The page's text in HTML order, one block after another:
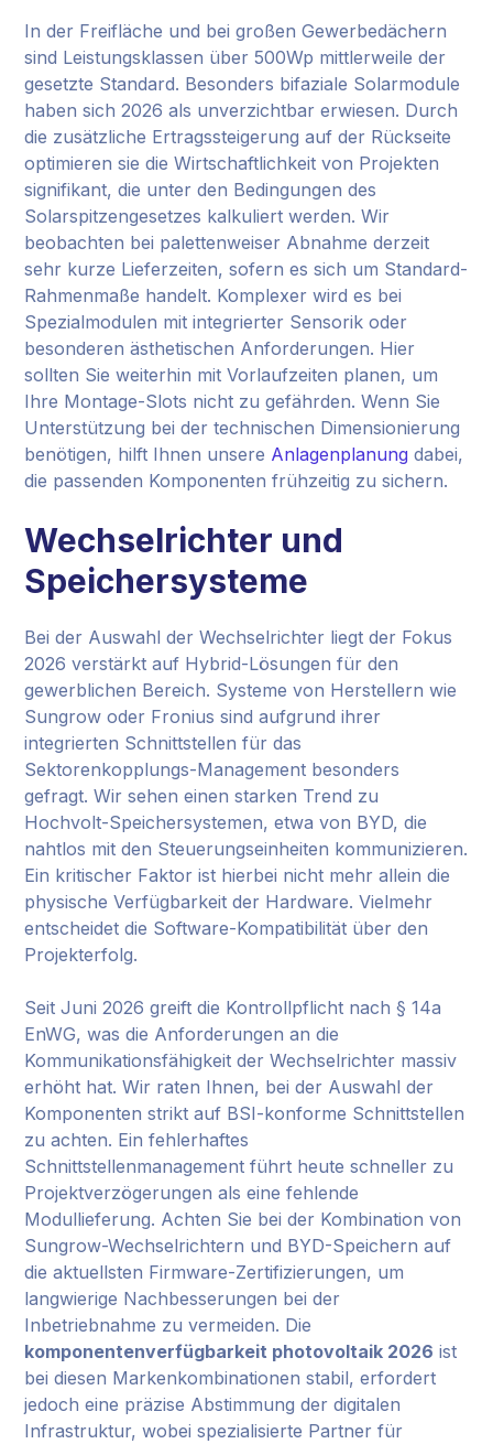
In der Freifläche und bei großen Gewerbedächern
sind Leistungsklassen über 500Wp mittlerweile der
gesetzte Standard. Besonders bifaziale Solarmodule
haben sich 2026 als unverzichtbar erwiesen. Durch
die zusätzliche Ertragssteigerung auf der Rückseite
optimieren sie die Wirtschaftlichkeit von Projekten
signifikant, die unter den Bedingungen des
Solarspitzengesetzes kalkuliert werden. Wir
beobachten bei palettenweiser Abnahme derzeit
sehr kurze Lieferzeiten, sofern es sich um Standard-
Rahmenmaße handelt. Komplexer wird es bei
Spezialmodulen mit integrierter Sensorik oder
besonderen ästhetischen Anforderungen. Hier
sollten Sie weiterhin mit Vorlaufzeiten planen, um
Ihre Montage-Slots nicht zu gefährden. Wenn Sie
Unterstützung bei der technischen Dimensionierung
benötigen, hilft Ihnen unsere Anlagenplanung dabei,
die passenden Komponenten frühzeitig zu sichern.
Wechselrichter und
Speichersysteme
Bei der Auswahl der Wechselrichter liegt der Fokus
2026 verstärkt auf Hybrid-Lösungen für den
gewerblichen Bereich. Systeme von Herstellern wie
Sungrow oder Fronius sind aufgrund ihrer
integrierten Schnittstellen für das
Sektorenkopplungs-Management besonders
gefragt. Wir sehen einen starken Trend zu
Hochvolt-Speichersystemen, etwa von BYD, die
nahtlos mit den Steuerungseinheiten kommunizieren.
Ein kritischer Faktor ist hierbei nicht mehr allein die
physische Verfügbarkeit der Hardware. Vielmehr
entscheidet die Software-Kompatibilität über den
Projekterfolg.
Seit Juni 2026 greift die Kontrollpflicht nach § 14a
EnWG, was die Anforderungen an die
Kommunikationsfähigkeit der Wechselrichter massiv
erhöht hat. Wir raten Ihnen, bei der Auswahl der
Komponenten strikt auf BSI-konforme Schnittstellen
zu achten. Ein fehlerhaftes
Schnittstellenmanagement führt heute schneller zu
Projektverzögerungen als eine fehlende
Modullieferung. Achten Sie bei der Kombination von
Sungrow-Wechselrichtern und BYD-Speichern auf
die aktuellsten Firmware-Zertifizierungen, um
langwierige Nachbesserungen bei der
Inbetriebnahme zu vermeiden. Die
komponentenverfügbarkeit photovoltaik 2026 ist
bei diesen Markenkombinationen stabil, erfordert
jedoch eine präzise Abstimmung der digitalen
Infrastruktur, wobei spezialisierte Partner für